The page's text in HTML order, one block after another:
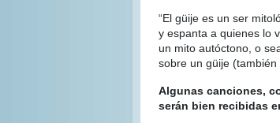
“El güije es un ser
y espanta a quienes lo
un mito autóctono, o
sobre un güije
Algunas canciones,
serán bien recibidas